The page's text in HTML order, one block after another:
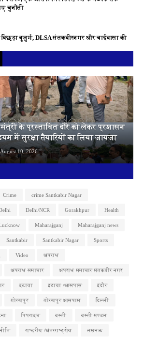
चुनौती
बिछड़ा बुजुर्ग, DLSA संतकबीरनगर और चाईबासा की
के प्रस्तावित दौरे को लेकर प्रशासन
में सुरक्षा तैयारियों का लिया जायजा
August 10, 2026
Crime crime Santkabir Nagar
Delhi/NCR Gorakhpur Health
Maharajganj Maharajganj news
Santkabir Santkabir Nagar Sports
Video अपराध
अपराध समाचार अपराध समाचार संतकबीर नगर
इटावा इटावा /आसपास इंदौर
गोरखपुर गोरखपुर आसपास दिल्ली
पिपराइच बस्ती बस्ती मण्डल
राष्ट्रीय /अंतरराष्ट्रीय लखनऊ